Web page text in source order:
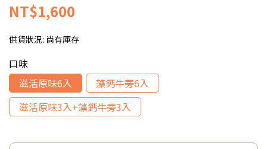
NT$1,600
供貨狀況: 尚有庫存
口味
滋活原味6入
藻鈣牛蒡6入
滋活原味3入+藻鈣牛蒡3入